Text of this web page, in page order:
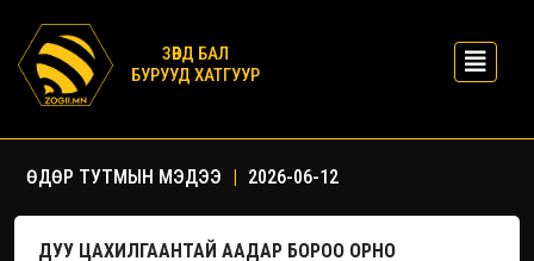
ЗӨВД БАЛ
БУРУУД ХАТГУУР
ӨДӨР ТУТМЫН МЭДЭЭ | 2026-06-12
ДУУ ЦАХИЛГААНТАЙ ААДАР БОРОО ОРНО